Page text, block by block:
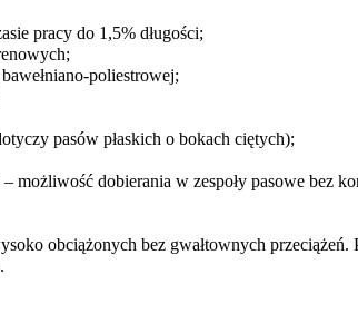
pracy do 1,5% długości;
poliestrowej;
pasów płaskich o bokach ciętych);
możliwość dobierania w zespoły pasowe bez
obciążonych bez gwałtownych